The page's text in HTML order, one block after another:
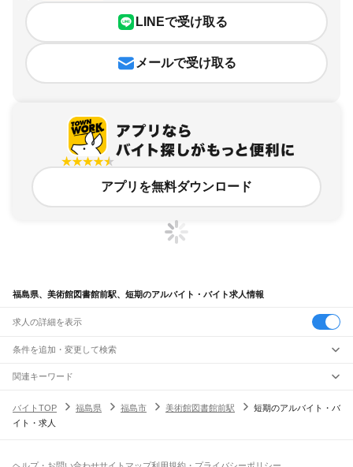
LINEで受け取る
メールで受け取る
アプリを無料ダウンロード
福島県、美術館図書館前駅、短期のアルバイト・バイト求人情報
求人の詳細を表示
条件を追加・変更して検索
市区町村を追加・変更
福島県すべて
福島市
駅を追加・変更
職種を追加・変更
飲食・フードサービスすべて
関連キーワード
バイトTOP
福島県 福島市 美術館図書館前駅
短期のアルバイト・バ
イト・求人